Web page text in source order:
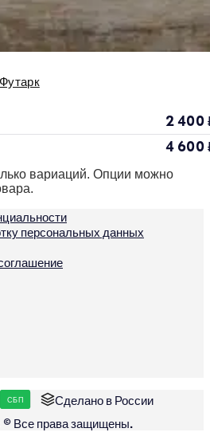
2 400
4 600
вариаций. Опции можно
персональных данных
СБП
Сделано в России
Все права защищены.